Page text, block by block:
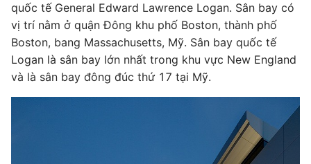
quốc tế General Edward Lawrence Logan. Sân bay có
vị trí nằm ở quận Đông khu phố Boston, thành phố
Boston, bang Massachusetts, Mỹ. Sân bay quốc tế
Logan là sân bay lớn nhất trong khu vực New England
và là sân bay đông đúc thứ 17 tại Mỹ.